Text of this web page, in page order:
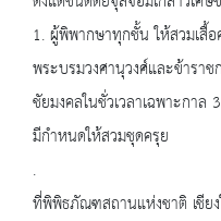
1. ผู้พิพากษาทุกชั้น ให้สวมเสื้อ
พระบรมวงศานุวงศ์และข้ารา
ชัยมงคลในชั่วเวลาเฉพาะกาล
มีกำหนดให้สวมชุดครุย
.
ที่พิพิธภัณฑสถานแห่งชาติ เชีย